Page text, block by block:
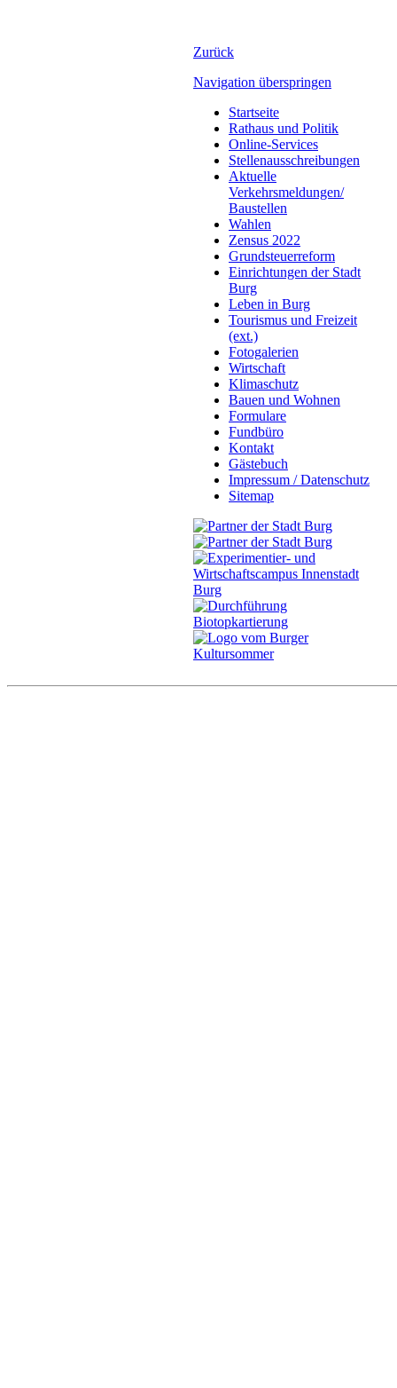
Zurück
Navigation überspringen
Startseite
Rathaus und Politik
Online-Services
Stellenausschreibungen
Aktuelle
Verkehrsmeldungen/
Baustellen
Wahlen
Zensus 2022
Grundsteuerreform
Einrichtungen der Stadt
Burg
Leben in Burg
Tourismus und Freizeit
(ext.)
Fotogalerien
Wirtschaft
Klimaschutz
Bauen und Wohnen
Formulare
Fundbüro
Kontakt
Gästebuch
Impressum / Datenschutz
Sitemap